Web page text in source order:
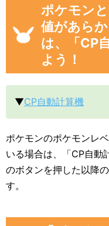
ポケモン
値があら
は、「CP
よう！
▼CP自動計算機
ポケモンのポケモンレ
いる場合は、「CP自動
のボタンを押した以降
す。